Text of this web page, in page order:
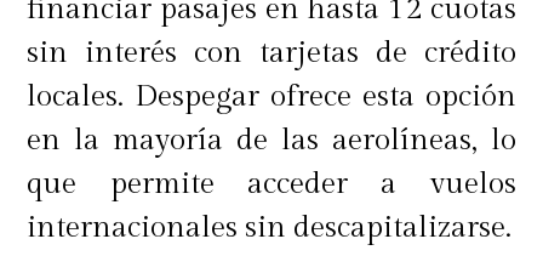
financiar pasajes en hasta 12 cuotas
sin interés con tarjetas de crédito
locales. Despegar ofrece esta opción
en la mayoría de las aerolíneas, lo
que permite acceder a vuelos
internacionales sin descapitalizarse.